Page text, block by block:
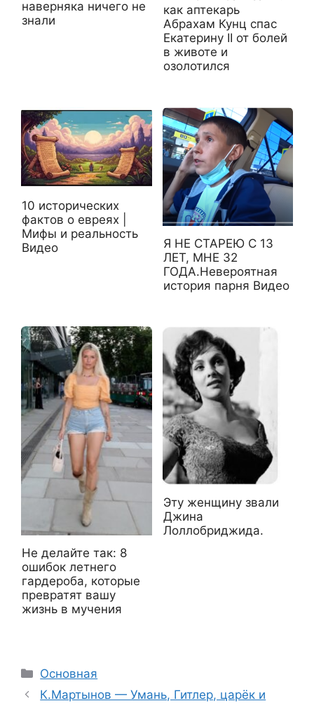
наверняка ничего не
знали
как аптекарь
Абрахам Кунц спас
Екатерину II от болей
в животе и
озолотился
10 исторических
фактов о евреях |
Мифы и реальность
Видео
Я НЕ СТАРЕЮ С 13
ЛЕТ, МНЕ 32
ГОДА.Невероятная
история парня Видео
Не делайте так: 8
ошибок летнего
гардероба, которые
превратят вашу
жизнь в мучения
Эту женщину звали
Джина
Лоллобриджида.
Рубрики
Основная
К.Мартынов — Умань, Гитлер, царёк и